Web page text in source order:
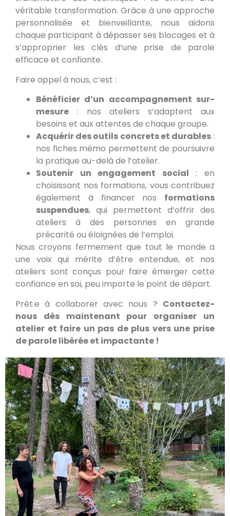
véritable transformation. Grâce à une approche
personnalisée et bienveillante, nous aidons
chaque participant à dépasser ses blocages et à
s’approprier les clés d’une prise de parole
efficace et confiante.
Faire appel à nous, c’est :
Bénéficier d’un accompagnement sur-
mesure : nos ateliers s’adaptent aux
besoins et aux attentes de chaque groupe.
Acquérir des outils concrets et durables:
nos fiches mémo permettent de poursuivre
la pratique au-delà de l’atelier.
Soutenir un engagement social : en
choisissant nos formations, vous contribuez
également à financer nos formations
suspendues, qui permettent d’offrir des
ateliers à des personnes en grande
précarité ou éloignées de l’emploi.
Nous croyons fermement que tout le monde a
une voix qui mérite d’être entendue, et nos
ateliers sont conçus pour faire émerger cette
confiance en soi, peu importe le point de départ.
Prêt.e à collaborer avec nous ? Contactez-
nous dès maintenant pour organiser un
atelier et faire un pas de plus vers une prise
de parole libérée et impactante !